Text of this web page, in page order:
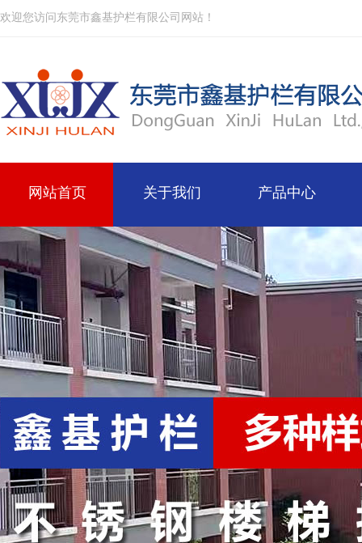
欢迎您访问东莞市鑫基护栏有限公司网站！
网站首页 关于我们 产品中心